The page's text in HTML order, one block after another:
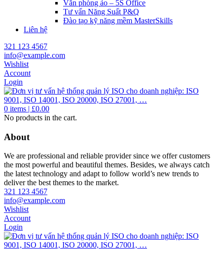
Văn phòng ảo – 5S Office
Tư vấn Năng Suất P&Q
Đào tạo kỹ năng mềm MasterSkills
Liên hệ
321 123 4567
info@example.com
Wishlist
Account
Login
0 items | £0.00
No products in the cart.
About
We are professional and reliable provider since we offer customers
the most powerful and beautiful themes. Besides, we always catch
the latest technology and adapt to follow world’s new trends to
deliver the best themes to the market.
321 123 4567
info@example.com
Wishlist
Account
Login